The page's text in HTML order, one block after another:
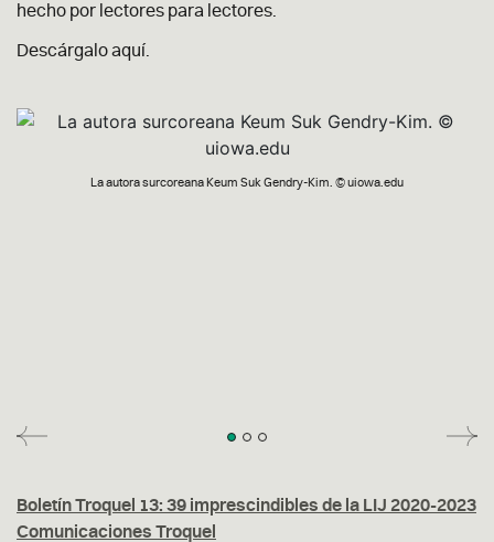
hecho por lectores para lectores.
Descárgalo aquí.
La autora surcoreana Keum Suk Gendry-Kim. © uiowa.edu
Boletín Troquel 13: 39 imprescindibles de la LIJ 2020-2023
Comunicaciones Troquel